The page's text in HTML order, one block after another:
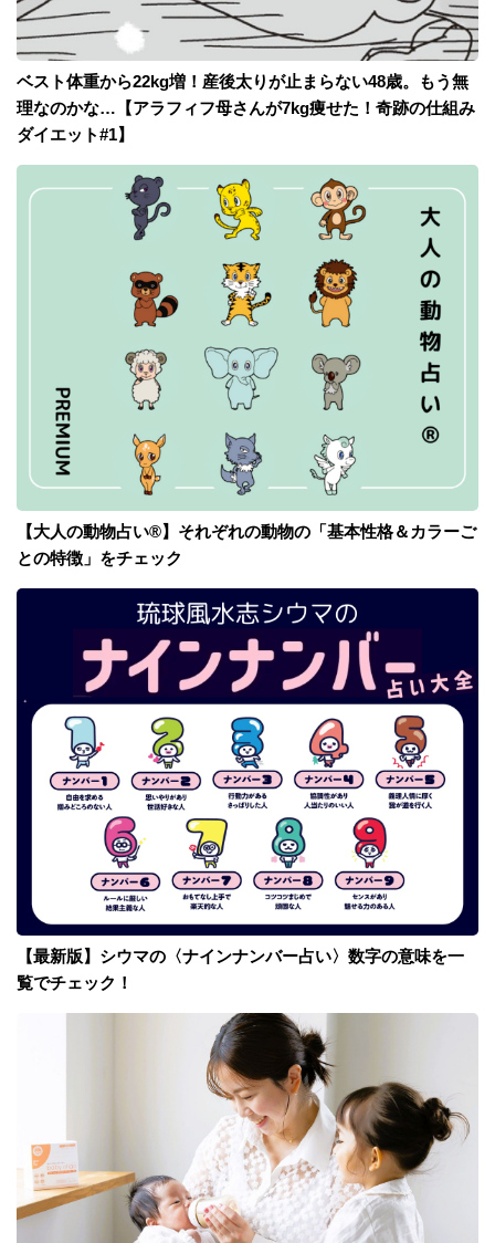
ベスト体重から22kg増！産後太りが止まらない48歳。もう無
理なのかな…【アラフィフ母さんが7kg痩せた！奇跡の仕組み
ダイエット#1】
【大人の動物占い®】それぞれの動物の「基本性格＆カラーご
との特徴」をチェック
【最新版】シウマの〈ナインナンバー占い〉数字の意味を一
覧でチェック！